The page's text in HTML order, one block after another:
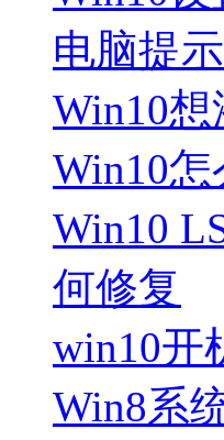
电脑提
Win10
Win10
Win10
何修复
win10开
Win8系